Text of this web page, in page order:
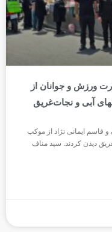
ورزش و جوانان از
آبی و نجات‌غریق
ایمانی نژاد از موکب
دیدن کردند. سید مناف